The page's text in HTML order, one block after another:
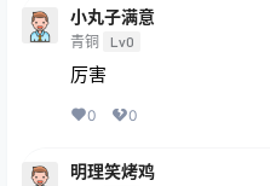
小丸子满意
青铜 Lv0
厉害
0 0
明理笑烤鸡